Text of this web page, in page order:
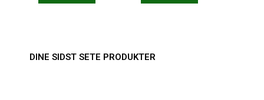
DINE SIDST SETE PRODUKTER